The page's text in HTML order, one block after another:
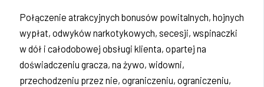
Połączenie atrakcyjnych bonusów powitalnych, hojnych
wypłat, odwyków narkotykowych, secesji, wspinaczki
w dół i całodobowej obsługi klienta, opartej na
doświadczeniu gracza, na żywo, widowni,
przechodzeniu przez nie, ograniczeniu, ograniczeniu,